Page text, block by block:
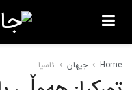
Home جیهان ئاسیا